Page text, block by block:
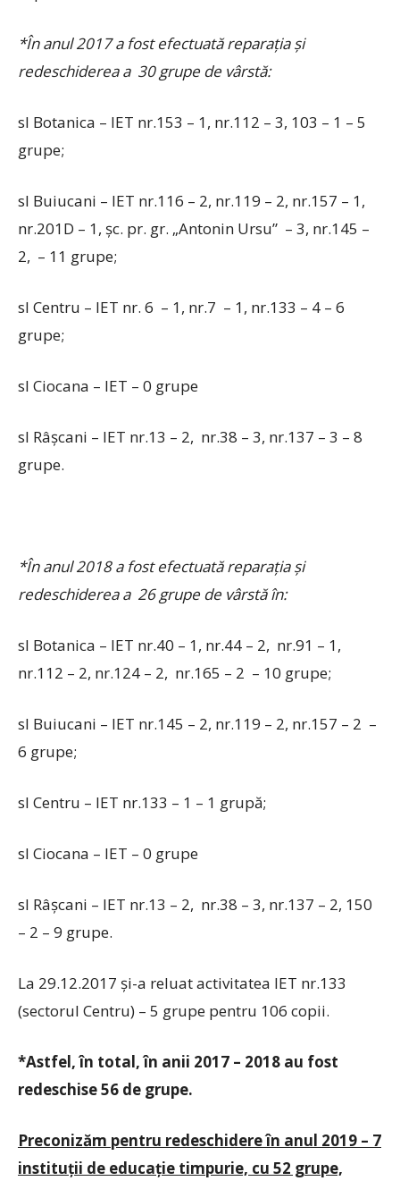
*În anul 2017 a fost efectuată reparaţia şi
redeschiderea a 30 grupe de vârstă:
sl Botanica – IET nr.153 – 1, nr.112 – 3, 103 – 1 – 5
grupe;
sl Buiucani – IET nr.116 – 2, nr.119 – 2, nr.157 – 1,
nr.201D – 1, şc. pr. gr. „Antonin Ursu” – 3, nr.145 –
2, – 11 grupe;
sl Centru – IET nr. 6 – 1, nr.7 – 1, nr.133 – 4 – 6
grupe;
sl Ciocana – IET – 0 grupe
sl Râşcani – IET nr.13 – 2, nr.38 – 3, nr.137 – 3 – 8
grupe.
*În anul 2018 a fost efectuată reparaţia şi
redeschiderea a 26 grupe de vârstă în:
sl Botanica – IET nr.40 – 1, nr.44 – 2, nr.91 – 1,
nr.112 – 2, nr.124 – 2, nr.165 – 2 – 10 grupe;
sl Buiucani – IET nr.145 – 2, nr.119 – 2, nr.157 – 2 –
6 grupe;
sl Centru – IET nr.133 – 1 – 1 grupă;
sl Ciocana – IET – 0 grupe
sl Râşcani – IET nr.13 – 2, nr.38 – 3, nr.137 – 2, 150
– 2 – 9 grupe.
La 29.12.2017 şi-a reluat activitatea IET nr.133
(sectorul Centru) – 5 grupe pentru 106 copii.
*Astfel, în total, în anii 2017 – 2018 au fost
redeschise 56 de grupe.
Preconizăm pentru redeschidere în anul 2019 – 7
instituţii de educaţie timpurie, cu 52 grupe,